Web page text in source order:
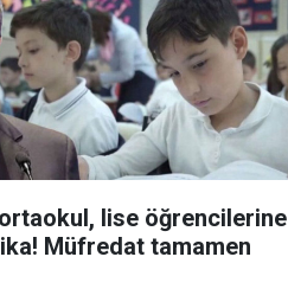
lise öğrencilerine
Müfredat tamamen